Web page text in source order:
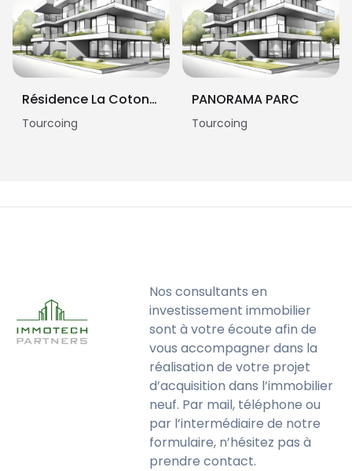
Résidence La Cotonnière
Tourcoing
PANORAMA PARC
Tourcoing
Nos consultants en
investissement immobilier
sont à votre écoute afin de
vous accompagner dans la
réalisation de votre projet
d’acquisition dans l’immobilier
neuf. Par mail, téléphone ou
par l’intermédiaire de notre
formulaire, n’hésitez pas à
prendre contact.